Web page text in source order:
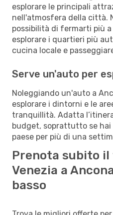
esplorare le principali
nell'atmosfera della città.
possibilità di fermarti più
esplorare i quartieri più
cucina locale e
Serve un'auto per
Noleggiando un'auto a
esplorare i dintorni e le
tranquillità. Adatta
budget, soprattutto se
paese per più di una
Prenota subito il
Venezia a
basso